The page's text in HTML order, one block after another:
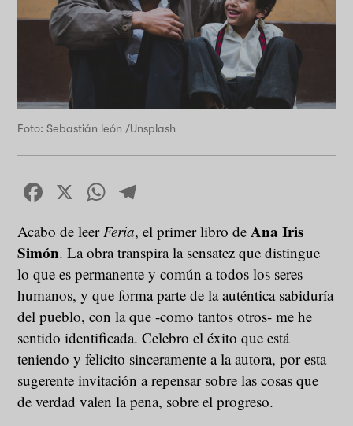
Foto: Sebastián león /Unsplash
Facebook
X WhatsApp
Acabo de leer Feria, el primer libro de Ana Iris
Simón. La obra transpira la sensatez que distingue
lo que es permanente y común a todos los seres
humanos, y que forma parte de la auténtica sabiduría
del pueblo, con la que -como tantos otros- me he
sentido identificada. Celebro el éxito que está
teniendo y felicito sinceramente a la autora, por esta
sugerente invitación a repensar sobre las cosas que
de verdad valen la pena, sobre el progreso.